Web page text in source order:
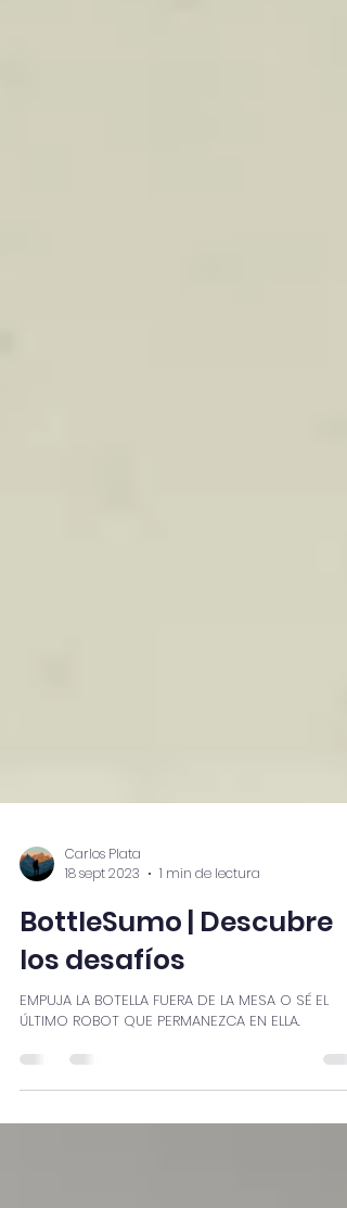
Carlos Plata
18 sept 2023
1 min de lectura
BottleSumo | Descubre
los desafíos
ÚLTIMO ROBOT QUE PERMANEZCA EN ELLA.